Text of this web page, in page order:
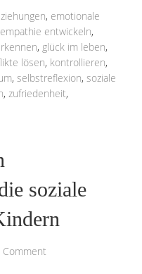
, emotionale
empathie entwickeln,
, glück im leben,
lösen, kontrollieren,
, selbstreflexion, soziale
, zufriedenheit,
soziale
Comment